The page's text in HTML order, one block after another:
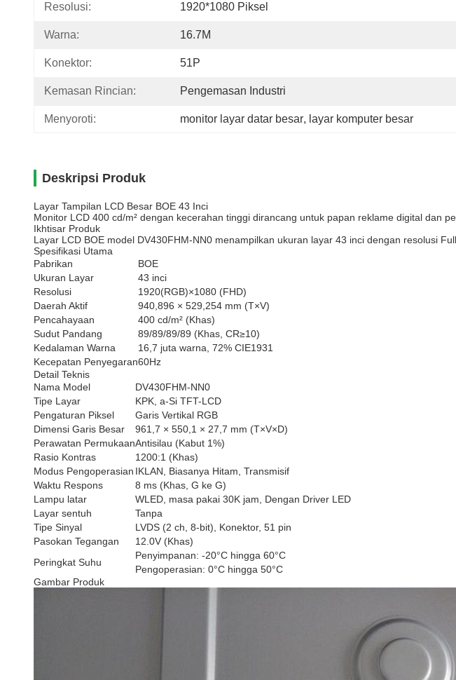
Resolusi: 1920*1080 Piksel
Warna: 16.7M
Konektor: 51P
Kemasan Rincian: Pengemasan Industri
Menyoroti: monitor layar datar besar, layar komputer besar
Deskripsi Produk
Layar Tampilan LCD Besar BOE 43 Inci
Monitor LCD 400 cd/m² dengan kecerahan tinggi dirancang untuk papan reklame digital dan
Ikhtisar Produk
Layar LCD BOE model DV430FHM-NN0 menampilkan ukuran layar 43 inci dengan resolusi
Spesifikasi Utama
Pabrikan
BOE
Ukuran Layar
43 inci
Resolusi
1920(RGB)×1080 (FHD)
Daerah Aktif
940,896 × 529,254 mm (T×V)
Pencahayaan
400 cd/m² (Khas)
Sudut Pandang
89/89/89/89 (Khas, CR≥10)
Kedalaman Warna
16,7 juta warna, 72% CIE1931
Kecepatan Penyegaran60Hz
Detail Teknis
Nama Model
DV430FHM-NN0
Tipe Layar
KPK, a-Si TFT-LCD
Pengaturan Piksel
Garis Vertikal RGB
Dimensi Garis Besar
961,7 × 550,1 × 27,7 mm (T×V×D)
Perawatan PermukaanAntisilau (Kabut 1%)
Rasio Kontras
1200:1 (Khas)
Modus Pengoperasian IKLAN, Biasanya Hitam, Transmisif
Waktu Respons
8 ms (Khas, G ke G)
Lampu latar
WLED, masa pakai 30K jam, Dengan Driver LED
Layar sentuh
Tanpa
Tipe Sinyal
LVDS (2 ch, 8-bit), Konektor, 51 pin
Pasokan Tegangan
12.0V (Khas)
Peringkat Suhu
Penyimpanan: -20°C hingga 60°C
Pengoperasian: 0°C hingga 50°C
Gambar Produk